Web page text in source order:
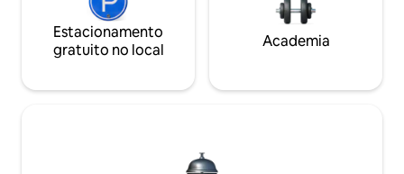
Estacionamento
gratuito no local
Academia